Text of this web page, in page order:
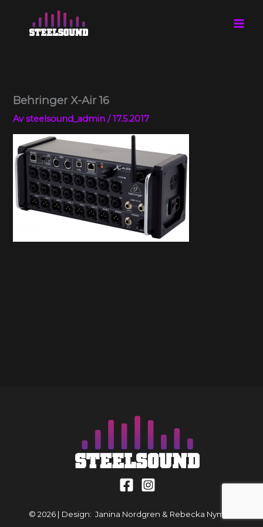
innehåll
Behringer X-Air 16
Avsteelsound_admin/17.5.2017
© 2026 | Design: Janina Nordgren & Rebecka Nyman